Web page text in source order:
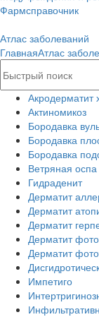
Фармсправочник
Атлас заболеваний
ГлавнаяАтлас
Акродерматит
Актиномикоз
Бородавка
Бородавка
Бородавка
Ветряная оспа
Гидраденит
Дерматит
Дерматит
Дерматит
Дерматит
Дерматит
Импетиго